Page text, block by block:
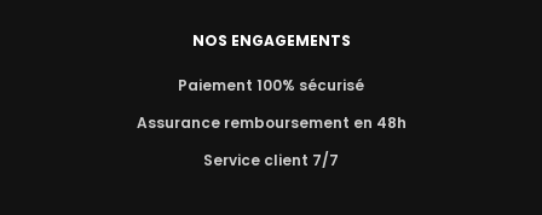
NOS ENGAGEMENTS
Paiement 100% sécurisé
Assurance remboursement en 48h
Service client 7/7